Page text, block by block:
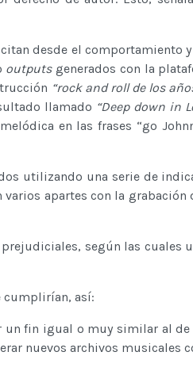
desde el comportamiento
outputsgenerados con la
“rock and roll de los
llamado “Deep down in
en las frases “go
utilizando una serie de
apartes con la
según las cuales
cumplirían, así:
un fin igual o muy similar al
nuevos archivos musicales